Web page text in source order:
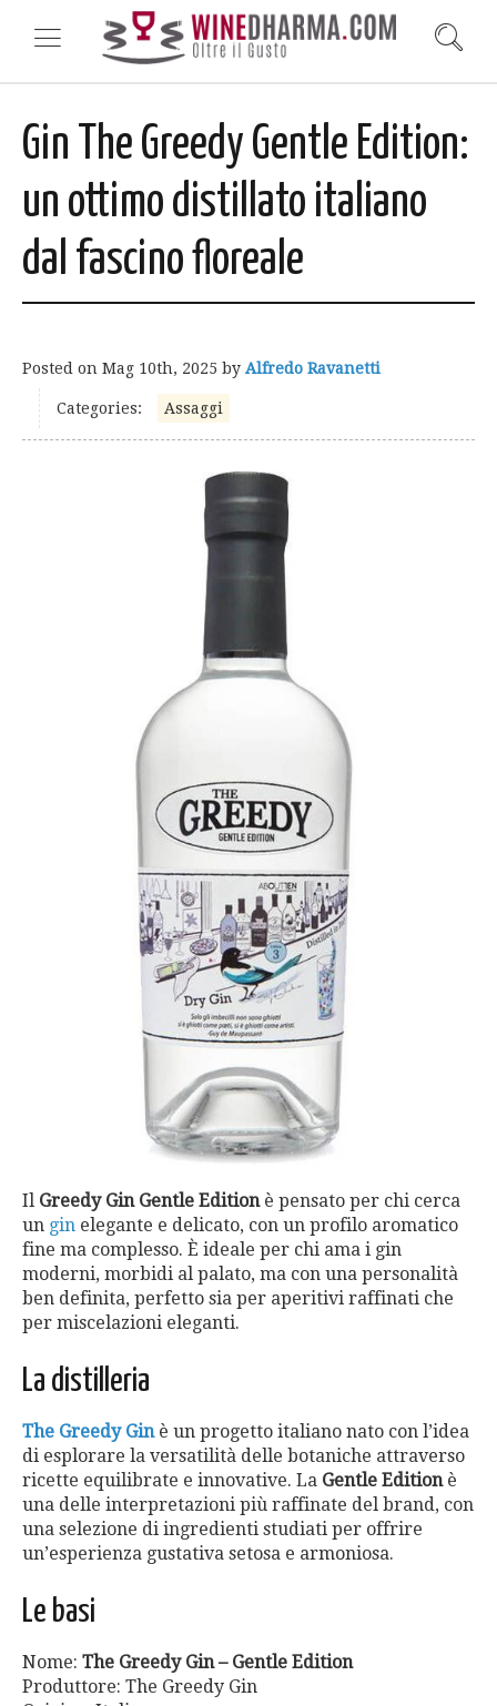
Gin The Greedy Gentle Edition:
un ottimo distillato italiano
dal fascino floreale
Posted on Mag 10th, 2025 by Alfredo Ravanetti
Categories: Assaggi
Il Greedy Gin Gentle Editionè pensato per chi cerca
un gin elegante e delicato, con un profilo aromatico
fine ma complesso. È ideale per chi ama i gin
moderni, morbidi al palato, ma con una personalità
ben definita, perfetto sia per aperitivi raffinati che
per miscelazioni eleganti.
La distilleria
The Greedy Ginè un progetto italiano nato con l’idea
di esplorare la versatilità delle botaniche attraverso
ricette equilibrate e innovative. La Gentle Editionè
una delle interpretazioni più raffinate del brand, con
una selezione di ingredienti studiati per offrire
un’esperienza gustativa setosa e armoniosa.
Le basi
Nome: The Greedy Gin – Gentle Edition
Produttore: The Greedy Gin